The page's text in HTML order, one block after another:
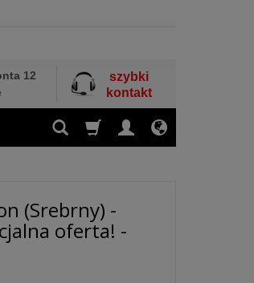
12
szybki
kontakt
(Srebrny) -
oferta! -